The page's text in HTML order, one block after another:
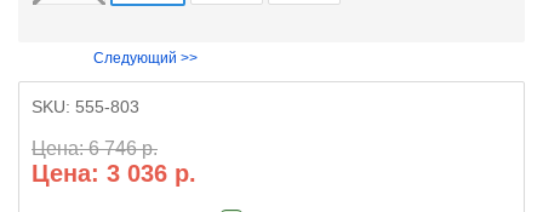
Следующий >>
SKU: 555-803
Цена: 6 746 р.
Цена: 3 036 р.